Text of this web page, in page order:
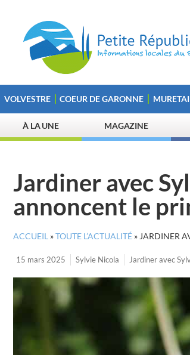
VOLVESTRE COEUR DE GARONNE
À LA UNE MAGAZINE
Jardiner avec
annoncent le
ACCUEIL »TOUTE L’ACTUALITÉ » JARDINER
15 mars 2025 Sylvie Nicola Jardiner avec